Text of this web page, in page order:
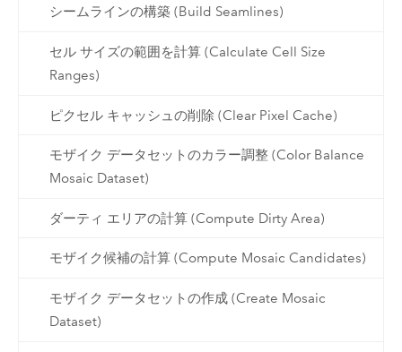
シームラインの構築 (Build Seamlines)
セル サイズの範囲を計算 (Calculate Cell Size
Ranges)
ピクセル キャッシュの削除 (Clear Pixel Cache)
モザイク データセットのカラー調整 (Color Balance
Mosaic Dataset)
ダーティ エリアの計算 (Compute Dirty Area)
モザイク候補の計算 (Compute Mosaic Candidates)
モザイク データセットの作成 (Create Mosaic
Dataset)